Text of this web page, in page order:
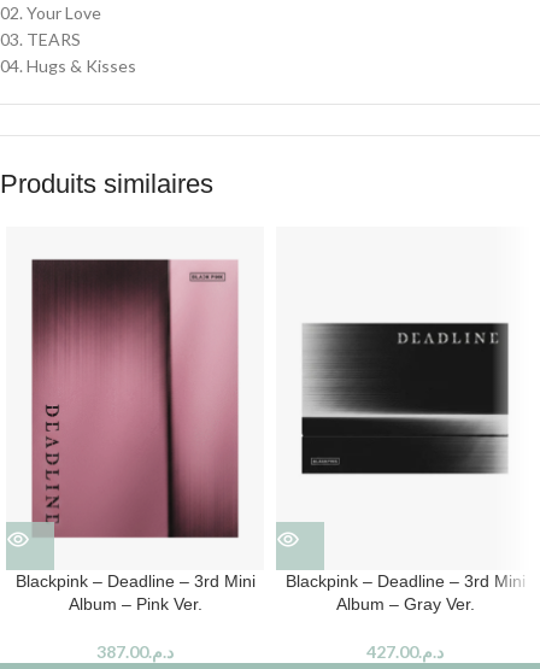
02. Your Love
03. TEARS
04. Hugs & Kisses
Produits similaires
Blackpink – Deadline – 3rd Mini
Album – Pink Ver.
د.م.387.00
Blackpink – Deadline – 3rd Mini
Album – Gray Ver.
د.م.427.00